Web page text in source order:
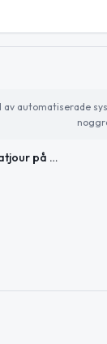
automatiserade
Kostnadsfri advokatjour på Solna bibliotek